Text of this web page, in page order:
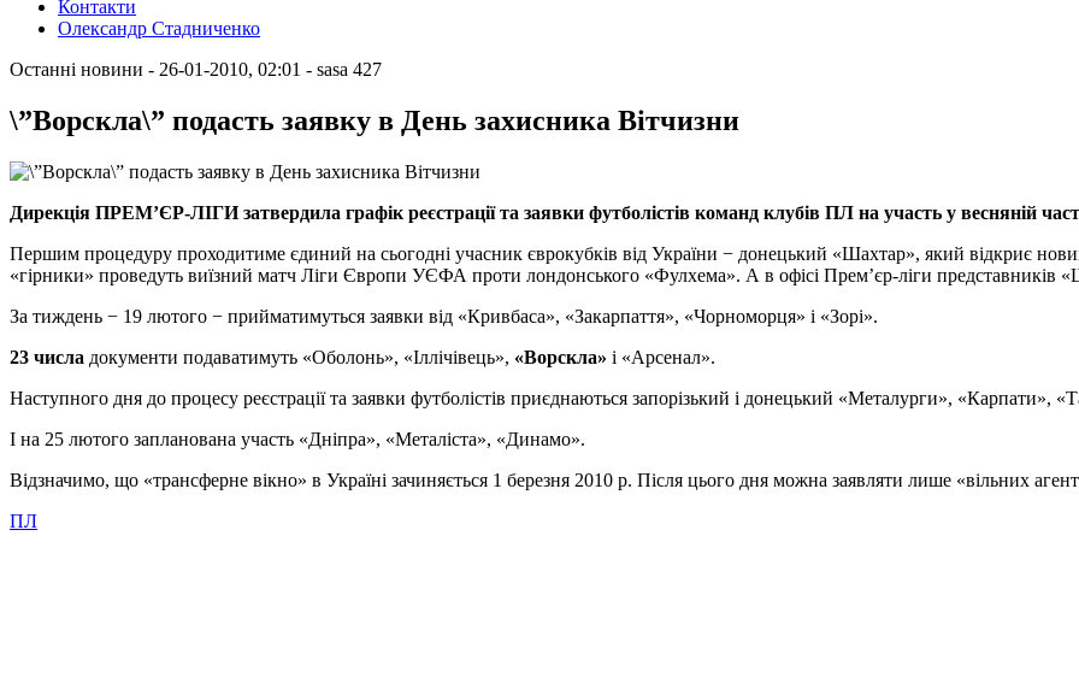
Контакти
Олександр Стадниченко
Останні новини - 26-01-2010, 02:01 - sasa 427
\”Ворскла\” подасть заявку в День захисника Вітчизни
Дирекція ПРЕМ’ЄР-ЛІГИ затвердила графік реєстрації та заявки футболістів команд клубів ПЛ на участь у весняній
Першим процедуру проходитиме єдиний на сьогодні учасник єврокубків від України − донецький «Шахтар», який відкриє
«гірники» проведуть виїзний матч Ліги Європи УЄФА проти лондонського «Фулхема». А в офісі Прем’єр-ліги представників
За тиждень − 19 лютого − прийматимуться заявки від «Кривбаса», «Закарпаття», «Чорноморця» і «Зорі».
23 числа документи подаватимуть «Оболонь», «Іллічівець», «Ворскла» і «Арсенал».
Наступного дня до процесу реєстрації та заявки футболістів приєднаються запорізький і донецький «Металурги», «Карпати»,
І на 25 лютого запланована участь «Дніпра», «Металіста», «Динамо».
Відзначимо, що «трансферне вікно» в Україні зачиняється 1 березня 2010 р. Після цього дня можна заявляти лише «вільних
ПЛ